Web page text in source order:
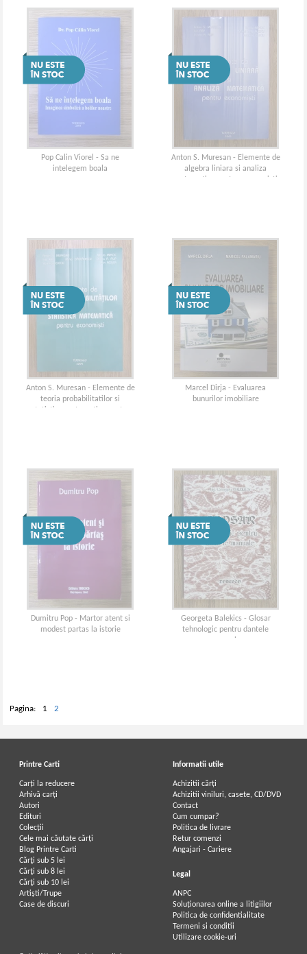
Pop Calin Viorel - Sa ne
intelegem boala
Anton S. Muresan - Elemente de
algebra liniara si analiza
matematica pentru economisti
Anton S. Muresan - Elemente de
teoria probabilitatilor si
statistica matematica pentru
Marcel Dirja - Evaluarea
bunurilor imobiliare
Dumitru Pop - Martor atent si
modest partas la istorie
Georgeta Balekics - Glosar
tehnologic pentru dantele
manuale
Pagina: 1 2
Printre Carti
Carți la reducere
Arhivă carți
Autori
Edituri
Colecții
Cele mai căutate cărți
Blog Printre Carti
Cărţi sub 5 lei
Cărţi sub 8 lei
Cărţi sub 10 lei
Artiști/Trupe
Case de discuri
Informatii utile
Achizitii cărți
Achizitii viniluri, casete, CD/DVD
Contact
Cum cumpar?
Politica de livrare
Retur comenzi
Angajari - Cariere
Legal
ANPC
Soluționarea online a litigiilor
Politica de confidentialitate
Termeni si conditii
Utilizare cookie-uri